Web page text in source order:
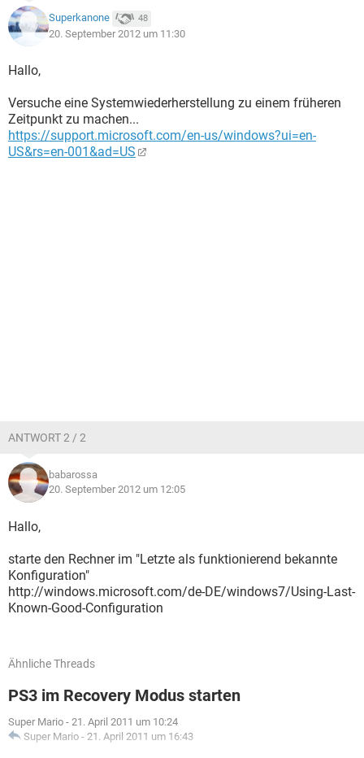
Superkanone 48
20. September 2012 um 11:30
Hallo,
Versuche eine Systemwiederherstellung zu einem früheren
Zeitpunkt zu machen...
https://support.microsoft.com/en-us/windows?ui=en-
US&rs=en-001&ad=US
ANTWORT 2 / 2
babarossa
20. September 2012 um 12:05
Hallo,
starte den Rechner im "Letzte als funktionierend bekannte
Konfiguration"
http://windows.microsoft.com/de-DE/windows7/Using-Last-
Known-Good-Configuration
Ähnliche Threads
PS3 im Recovery Modus starten
Super Mario - 21. April 2011 um 10:24
Super Mario - 21. April 2011 um 16:43